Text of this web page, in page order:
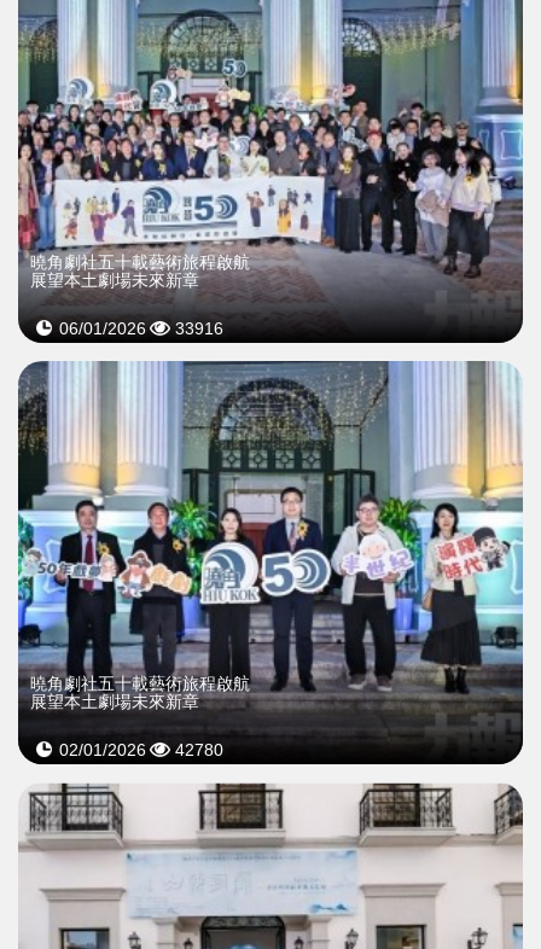
曉角劇社五十載藝術旅程啟航
展望本土劇場未來新章
06/01/2026 33916
曉角劇社五十載藝術旅程啟航
展望本土劇場未來新章
02/01/2026 42780